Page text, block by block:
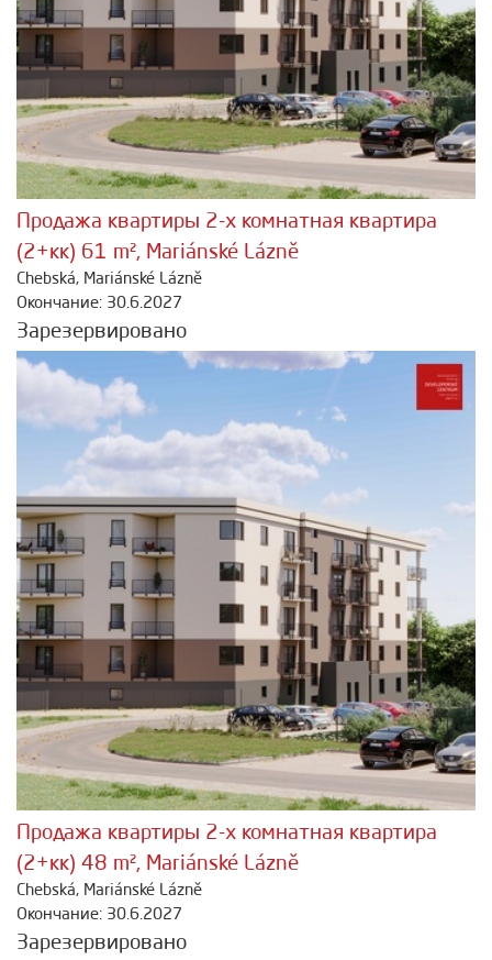
Продажа квартиры 2-х комнатная квартира
(2+кк) 61 m², Mariánské Lázně
Chebská, Mariánské Lázně
Окончание: 30.6.2027
Зарезервировано
Продажа квартиры 2-х комнатная квартира
(2+кк) 48 m², Mariánské Lázně
Chebská, Mariánské Lázně
Окончание: 30.6.2027
Зарезервировано